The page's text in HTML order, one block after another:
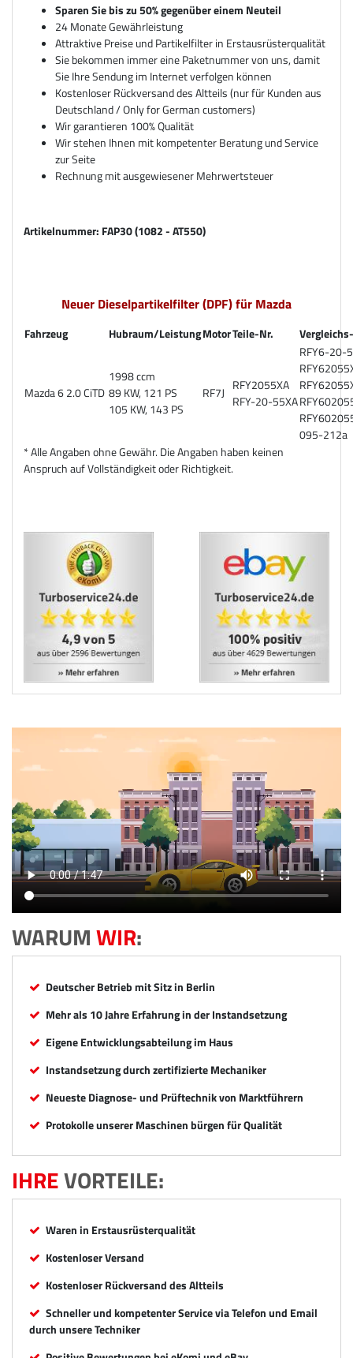
Sparen Sie bis zu 50% gegenüber einem Neuteil
24 Monate Gewährleistung
Attraktive Preise und Partikelfilter in Erstausrüsterqualität
Sie bekommen immer eine Paketnummer von uns, damit
Sie Ihre Sendung im Internet verfolgen können
Kostenloser Rückversand des Altteils (nur für Kunden aus
Deutschland / Only for German customers)
Wir garantieren 100% Qualität
Wir stehen Ihnen mit kompetenter Beratung und Service
zur Seite
Rechnung mit ausgewiesener Mehrwertsteuer
Artikelnummer: FAP30 (1082 - AT550)
Neuer Dieselpartikelfilter (DPF) für Mazda
Fahrzeug Hubraum/LeistungMotorTeile-Nr.
Mazda 6 2.0 CiTD
1998 ccm
89 KW, 121 PS
105 KW, 143 PS
RF7J RFY2055XA
RFY-20-55XA
RFY6-20-
095-212a
* Alle Angaben ohne Gewähr. Die Angaben haben keinen
Anspruch auf Vollständigkeit oder Richtigkeit.
WARUMWIR:
Deutscher Betrieb mit Sitz in Berlin
Mehr als 10 Jahre Erfahrung in der Instandsetzung
Eigene Entwicklungsabteilung im Haus
Instandsetzung durch zertifizierte Mechaniker
Neueste Diagnose- und Prüftechnik von Marktführern
Protokolle unserer Maschinen bürgen für Qualität
IHREVORTEILE:
Waren in Erstausrüsterqualität
Kostenloser Versand
Kostenloser Rückversand des Altteils
Schneller und kompetenter Service via Telefon und Email
durch unsere Techniker